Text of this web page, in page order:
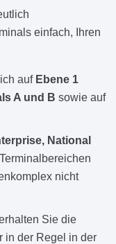
einfach, Ihren
auf Ebene 1
A und B sowie auf
National
nicht
Sie die
in der Regel in der